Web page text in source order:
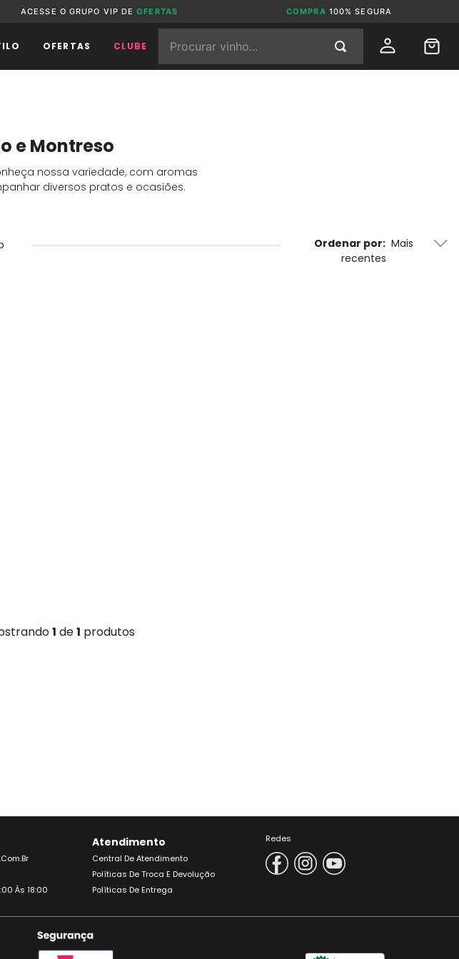
ACESSE O GRUPO VIP DEOFERTAS COMPRA 100% SEGURA
OFERTAS CLUBE
e Montreso
nossa variedade, com aromas
diversos pratos e ocasiões.
Ordenar por
Mais
recentes
1 de1 produtos
Às 18:00
Atendimento
Central De Atendimento
Políticas De Troca E Devolução
Políticas De Entrega
Redes